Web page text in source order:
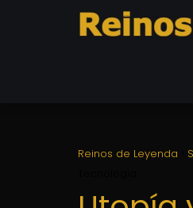
Reinos de Leyenda